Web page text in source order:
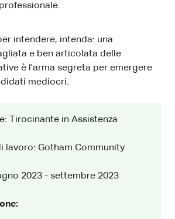
intendere, intenda: una
e ben articolata delle
è l'arma segreta per emergere
mediocri.
Tirocinante in Assistenza
lavoro: Gotham Community
2023 - settembre 2023